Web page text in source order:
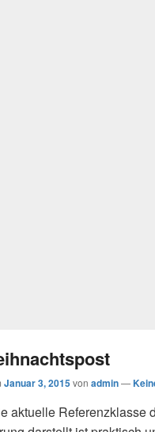
Januar 3, 2015von admin—
aktuelle Referenzklasse